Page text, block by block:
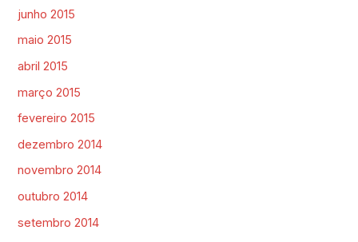
junho 2015
maio 2015
abril 2015
março 2015
fevereiro 2015
dezembro 2014
novembro 2014
outubro 2014
setembro 2014